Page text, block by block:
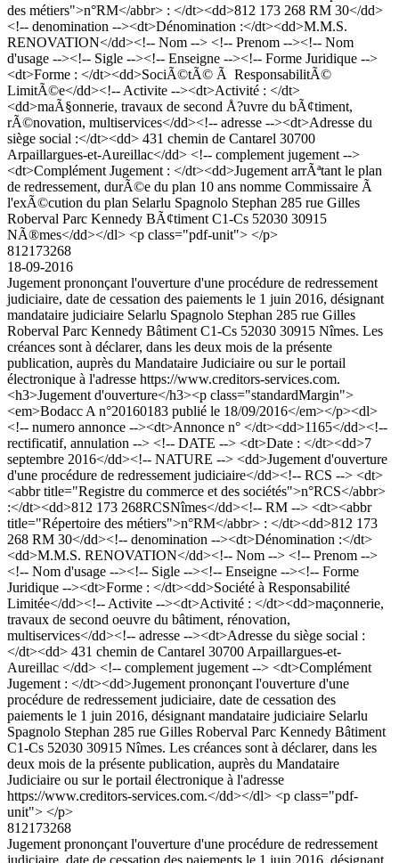
des métiers">n°RM</abbr> : </dt><dd>812 173 268 RM 30</dd>
<!-- denomination --><dt>Dénomination :</dt><dd>M.M.S.
RENOVATION</dd><!-- Nom --> <!-- Prenom --><!-- Nom
d'usage --><!-- Sigle --><!-- Enseigne --><!-- Forme Juridique -->
<dt>Forme : </dt><dd>SociÃ©tÃ© Ã ResponsabilitÃ©
LimitÃ©e</dd><!-- Activite --><dt>Activité : </dt>
<dd>maÃ§onnerie, travaux de second Å?uvre du bÃ¢timent,
rÃ©novation, multiservices</dd><!-- adresse --><dt>Adresse du
siège social :</dt><dd> 431 chemin de Cantarel 30700
Arpaillargues-et-Aureillac</dd> <!-- complement jugement -->
<dt>Complément Jugement : </dt><dd>Jugement arrÃªtant le plan
de redressement, durÃ©e du plan 10 ans nomme Commissaire Ã
l'exÃ©cution du plan Selarlu Spagnolo Stephan 285 rue Gilles
Roberval Parc Kennedy BÃ¢timent C1-Cs 52030 30915
NÃ®mes</dd></dl> <p class="pdf-unit"> </p>
812173268
18-09-2016
Jugement prononçant l'ouverture d'une procédure de redressement
judiciaire, date de cessation des paiements le 1 juin 2016, désignant
mandataire judiciaire Selarlu Spagnolo Stephan 285 rue Gilles
Roberval Parc Kennedy Bâtiment C1-Cs 52030 30915 Nîmes. Les
créances sont à déclarer, dans les deux mois de la présente
publication, auprès du Mandataire Judiciaire ou sur le portail
électronique à l'adresse https://www.creditors-services.com.
<h3>Jugement d'ouverture</h3><p class="standardMargin">
<em>Bodacc A n°20160183 publié le 18/09/2016</em></p><dl>
<!-- numero annonce --><dt>Annonce n° </dt><dd>1165</dd><!--
rectificatif, annulation --> <!-- DATE --> <dt>Date : </dt><dd>7
septembre 2016</dd><!-- NATURE --> <dd>Jugement d'ouverture
d'une procédure de redressement judiciaire</dd><!-- RCS --> <dt>
<abbr title="Registre du commerce et des sociétés">n°RCS</abbr>
:</dt><dd>812 173 268RCSNîmes</dd><!-- RM --> <dt><abbr
title="Répertoire des métiers">n°RM</abbr> : </dt><dd>812 173
268 RM 30</dd><!-- denomination --><dt>Dénomination :</dt>
<dd>M.M.S. RENOVATION</dd><!-- Nom --> <!-- Prenom -->
<!-- Nom d'usage --><!-- Sigle --><!-- Enseigne --><!-- Forme
Juridique --><dt>Forme : </dt><dd>Société à Responsabilité
Limitée</dd><!-- Activite --><dt>Activité : </dt><dd>maçonnerie,
travaux de second oeuvre du bâtiment, rénovation,
multiservices</dd><!-- adresse --><dt>Adresse du siège social :
</dt><dd> 431 chemin de Cantarel 30700 Arpaillargues-et-
Aureillac </dd> <!-- complement jugement --> <dt>Complément
Jugement : </dt><dd>Jugement prononçant l'ouverture d'une
procédure de redressement judiciaire, date de cessation des
paiements le 1 juin 2016, désignant mandataire judiciaire Selarlu
Spagnolo Stephan 285 rue Gilles Roberval Parc Kennedy Bâtiment
C1-Cs 52030 30915 Nîmes. Les créances sont à déclarer, dans les
deux mois de la présente publication, auprès du Mandataire
Judiciaire ou sur le portail électronique à l'adresse
https://www.creditors-services.com.</dd></dl> <p class="pdf-
unit"> </p>
812173268
Jugement prononçant l'ouverture d'une procédure de redressement
judiciaire, date de cessation des paiements le 1 juin 2016, désignant